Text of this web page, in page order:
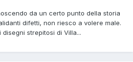
da un certo punto della storia
difetti, non riesco a volere male.
strepitosi di Villa...